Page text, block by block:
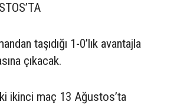
taşıdığı 1-0’lık avantajla
çıkacak.
ikinci maç 13 Ağustos’ta